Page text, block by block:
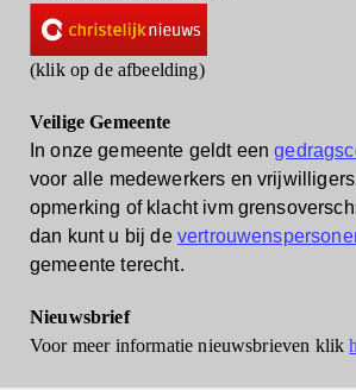
(klik op de afbeelding)
Veilige Gemeente
In onze gemeente geldt een
voor alle medewerkers en
opmerking of klacht ivm
dan kunt u bij de
gemeente terecht.
Nieuwsbrief
Voor meer informatie nieuwsbrieven klik